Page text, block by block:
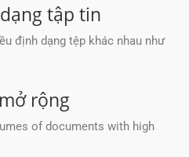
tập tin
định dạng tệp khác nhau như
rộng
of documents with high